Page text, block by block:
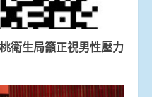
衛生局籲正視男性壓力